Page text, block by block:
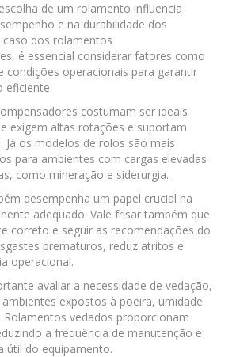
de um rolamento influencia
e na durabilidade dos
dos rolamentos
é essencial considerar fatores como
condições operacionais para garantir
eficiente.
costumam ser ideais
exigem altas rotações e suportam
Já os modelos de rolos são mais
para ambientes com cargas elevadas
como mineração e siderurgia.
desempenha um papel crucial na
adequado. Vale frisar também que
correto e seguir as recomendações do
prematuros, reduz atritos e
operacional.
avaliar a necessidade de vedação,
expostos à poeira, umidade
vedados proporcionam
a frequência de manutenção e
útil do equipamento.